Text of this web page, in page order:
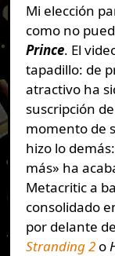
Mi elección
como no
Prince. El
tapadillo: de
atractivo ha
suscripción
momento de
hizo lo
más» ha
Metacritic a
consolidado
por delante de
Stranding 2o